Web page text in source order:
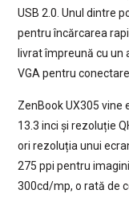
USB 2.0. Unul dintre
pentru încărcarea
livrat împreună cu un
VGA pentru
ZenBook UX305 vine
13.3 inci și rezoluție
ori rezoluția unui
275 ppi pentru
300cd/mp, o rată de